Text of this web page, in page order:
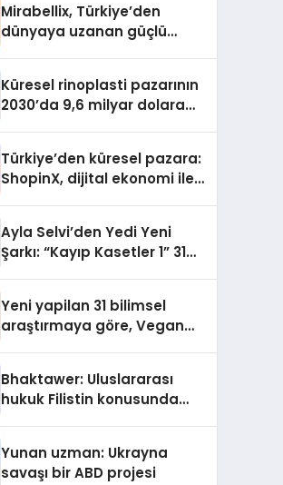
Mirabellix, Türkiye’den
dünyaya uzanan güçlü
Küresel rinoplasti pazarının
2030’da 9,6 milyar dolara
Türkiye’den küresel pazara:
ShopinX, dijital ekonomi ile
Ayla Selvi’den Yedi Yeni
Şarkı: “Kayıp Kasetler 1” 31
Yeni yapilan 31 bilimsel
araştırmaya göre, Vegan
Sindirildiğini Ortaya Koydu
Bhaktawer: Uluslararası
hukuk Filistin konusunda
Yunan uzman: Ukrayna
savaşı bir ABD projesi